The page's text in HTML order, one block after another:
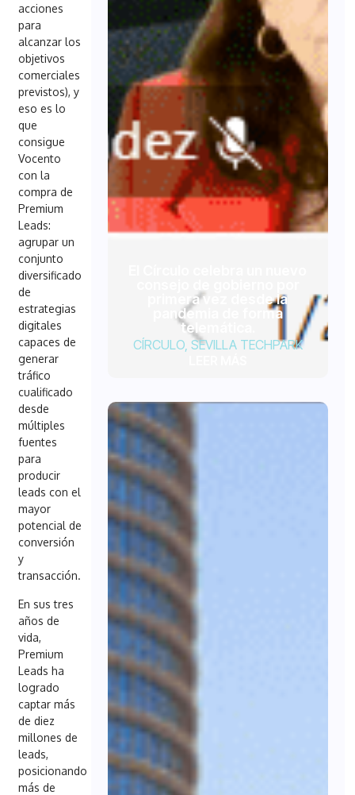
acciones
para
alcanzar los
objetivos
comerciales
previstos), y
eso es lo
que
consigue
Vocento
con la
compra de
Premium
Leads:
agrupar un
conjunto
diversificado
de
estrategias
digitales
capaces de
generar
tráfico
cualificado
desde
múltiples
fuentes
para
producir
leads con el
mayor
potencial de
conversión
y
transacción.
En sus tres
años de
vida,
Premium
Leads ha
logrado
captar más
de diez
millones de
leads,
posicionando
más de
primera vez desde la
pandemia de forma
telemática.
CÍRCULO, SEVILLA TECHPARK